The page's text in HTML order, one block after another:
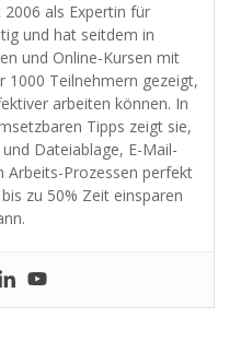
als Expertin für
und hat seitdem in
und Online-Kursen mit
1000 Teilnehmern gezeigt,
arbeiten können. In
Tipps zeigt sie,
Dateiablage, E-Mail-
Arbeits-Prozessen perfekt
zu 50% Zeit einsparen